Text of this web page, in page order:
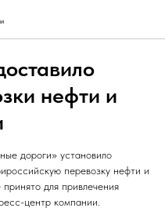
нефти и
дороги» установило
перевозку нефти и
для привлечения
центр компании.